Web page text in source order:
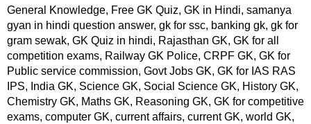
General Knowledge, Free GK Quiz, GK in Hindi, samanya
gyan in hindi question answer, gk for ssc, banking gk, gk for
gram sewak, GK Quiz in hindi, Rajasthan GK, GK for all
competition exams, Railway GK Police, CRPF GK, GK for
Public service commission, Govt Jobs GK, GK for IAS RAS
IPS, India GK, Science GK, Social Science GK, History GK,
Chemistry GK, Maths GK, Reasoning GK, GK for competitive
exams, computer GK, current affairs, current GK, world GK,